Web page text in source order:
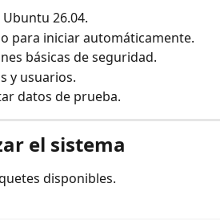
26.04.
para iniciar automáticamente.
básicas de seguridad.
y usuarios.
datos de prueba.
el sistema
disponibles.